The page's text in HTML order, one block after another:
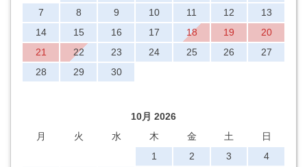
7 8 9 10 11 12
13
14
15 16 17 18 19
20
21
22 23 24 25 26
27
28
29 30
10月 2026
月
火 水 木 金 土
日
1
2 3
4